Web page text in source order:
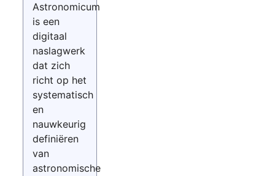
Astronomicum
is een
digitaal
naslagwerk
dat zich
richt op het
systematisch
en
nauwkeurig
definiëren
van
astronomische